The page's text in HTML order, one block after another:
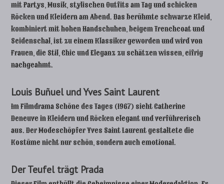
mit Partys, Musik, stylischen Outfits am Tag und schicken
Röcken und Kleidern am Abend. Das berühmte schwarze Kleid,
kombiniert mit hohen Handschuhen, beigem Trenchcoat und
Seidenschal, ist zu einem Klassiker geworden und wird von
Frauen, die Stil, Chic und Eleganz zu schätzen wissen, eifrig
nachgeahmt.
Louis Buñuel und Yves Saint Laurent
Im Filmdrama Schöne des Tages (1967) sieht Catherine
Deneuve in Kleidern und Röcken elegant und verführerisch
aus. Der Modeschöpfer Yves Saint Laurent gestaltete die
Kostüme nicht nur schön, sondern auch emotional.
Der Teufel trägt Prada